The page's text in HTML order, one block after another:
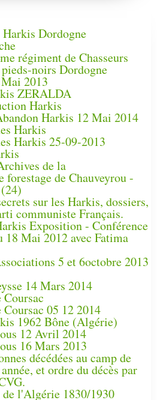
Dordogne
régiment de Chasseurs
noirs Dordogne
2013
ZERALDA
Harkis
Harkis 12 Mai 2014
Harkis
Harkis 25-09-2013
de la
forestage de Chauveyrou -
sur les Harkis, dossiers,
communiste Français.
Exposition - Conférence
Mai 2012 avec Fatima
5 et 6octobre 2013
14 Mars 2014
05 12 2014
1962 Bône (Algérie)
12 Avril 2014
16 Mars 2013
décédées au camp de
et ordre du décès par
l'Algérie 1830/1930